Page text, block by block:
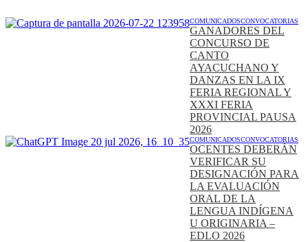
COMUNICADOSCONVOCATORIAS
GANADORES DEL
CONCURSO DE
CANTO
AYACUCHANO Y
DANZAS EN LA IX
FERIA REGIONAL Y
XXXI FERIA
PROVINCIAL PAUSA
2026
COMUNICADOSCONVOCATORIAS
OCENTES DEBERÁN
VERIFICAR SU
DESIGNACIÓN PARA
LA EVALUACIÓN
ORAL DE LA
LENGUA INDÍGENA
U ORIGINARIA –
EDLO 2026